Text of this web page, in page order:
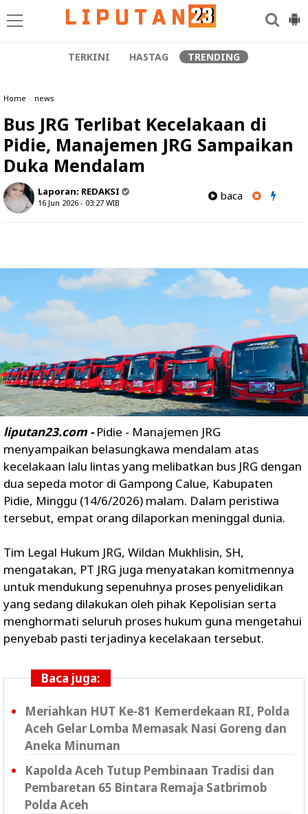
TERKINI HASTAG TRENDING
Home » news
Bus JRG Terlibat Kecelakaan di
Pidie, Manajemen JRG Sampaikan
Duka Mendalam
Laporan: REDAKSI
16 Jun 2026 - 03:27 WIB
baca
liputan23.com -Pidie - Manajemen JRG
menyampaikan belasungkawa mendalam atas
kecelakaan lalu lintas yang melibatkan bus JRG dengan
dua sepeda motor di Gampong Calue, Kabupaten
Pidie, Minggu (14/6/2026) malam. Dalam peristiwa
tersebut, empat orang dilaporkan meninggal dunia.
Tim Legal Hukum JRG, Wildan Mukhlisin, SH,
mengatakan, PT JRG juga menyatakan komitmennya
untuk mendukung sepenuhnya proses penyelidikan
yang sedang dilakukan oleh pihak Kepolisian serta
menghormati seluruh proses hukum guna mengetahui
penyebab pasti terjadinya kecelakaan tersebut.
Baca juga:
Meriahkan HUT Ke-81 Kemerdekaan RI, Polda
Aceh Gelar Lomba Memasak Nasi Goreng dan
Aneka Minuman
Kapolda Aceh Tutup Pembinaan Tradisi dan
Pembaretan 65 Bintara Remaja Satbrimob
Polda Aceh